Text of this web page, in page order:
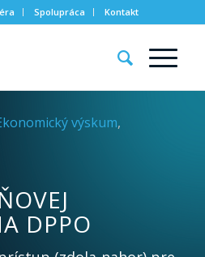
Spolupráca Kontakt
výskum,
DPPO